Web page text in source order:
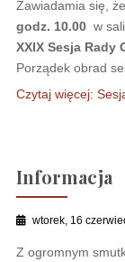
Zawiadamia się,
godz. 10.00 w
XXIX Sesja Rady
Porządek obrad
Czytaj więcej:
Informacja
wtorek, 16
Z ogromnym